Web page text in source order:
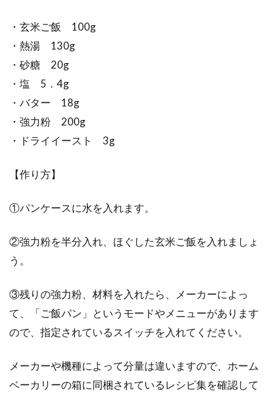
・玄米ご飯 100g
・熱湯 130g
・砂糖 20g
・塩 5．4g
・バター 18g
・強力粉 200g
・ドライイースト 3g
【作り方】
①パンケースに水を入れます。
②強力粉を半分入れ、ほぐした玄米ご飯を入れましょ
う。
③残りの強力粉、材料を入れたら、メーカーによっ
て、「ご飯パン」というモードやメニューがあります
ので、指定されているスイッチを入れてください。
メーカーや機種によって分量は違いますので、ホーム
ベーカリーの箱に同梱されているレシピ集を確認して